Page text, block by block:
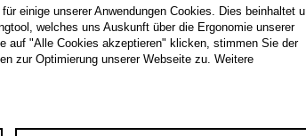
einige unserer Anwendungen Cookies. Dies beinhaltet u.
welches uns Auskunft über die Ergonomie unserer
auf "Alle Cookies akzeptieren" klicken, stimmen Sie der
zur Optimierung unserer Webseite zu. Weitere